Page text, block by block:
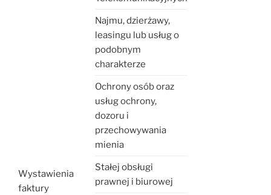
Wystawienia
faktury
Najmu, dzierżawy,
leasingu lub usług o
podobnym
charakterze
Ochrony osób oraz
usług ochrony,
dozoru i
przechowywania
mienia
Stałej obsługi
prawnej i biurowej